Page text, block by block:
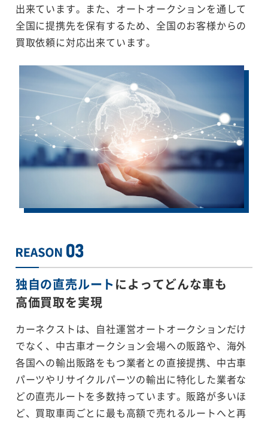
出来ています。また、オートオークションを通して
全国に提携先を保有するため、全国のお客様からの
買取依頼に対応出来ています。
独自の直売ルートによってどんな車も
高価買取を実現
カーネクストは、自社運営オートオークションだけ
でなく、中古車オークション会場への販路や、海外
各国への輸出販路をもつ業者との直接提携、中古車
パーツやリサイクルパーツの輸出に特化した業者な
どの直売ルートを多数持っています。販路が多いほ
ど、買取車両ごとに最も高額で売れるルートへと再